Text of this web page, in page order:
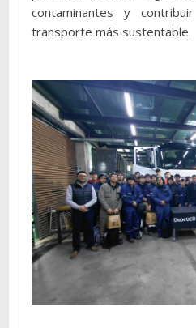
contaminantes y
transporte más sustentable.